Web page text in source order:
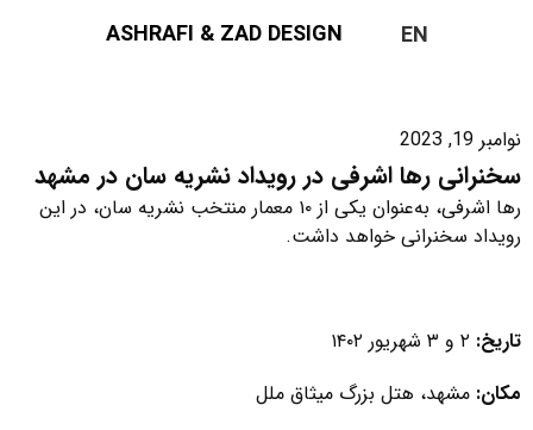
EN
ASHRAFI & ZAD DESIGN
نوامبر 19, 2023
سخنرانی رها اشرفی در رویداد نشریه سان در مشهد
رها اشرفی، به‌عنوان یکی از ۱۰ معمار منتخب نشریه سان، در این
رویداد سخنرانی خواهد داشت.
تاریخ:
مکان: مشهد، هتل بزرگ میثاق ملل